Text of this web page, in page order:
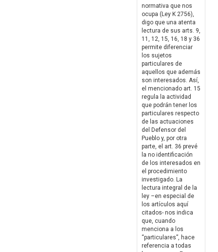
normativa que nos
ocupa (Ley K 2756),
digo que una atenta
lectura de sus arts. 9,
11, 12, 15, 16, 18 y 36
permite diferenciar
los sujetos
particulares de
aquellos que además
son interesados. Así,
el mencionado art. 15
regula la actividad
que podrán tener los
particulares respecto
de las actuaciones
del Defensor del
Pueblo y, por otra
parte, el art. 36 prevé
la no identificación
de los interesados en
el procedimiento
investigado. La
lectura integral de la
ley –en especial de
los artículos aquí
citados- nos indica
que, cuando
menciona a los
“particulares”, hace
referencia a todas